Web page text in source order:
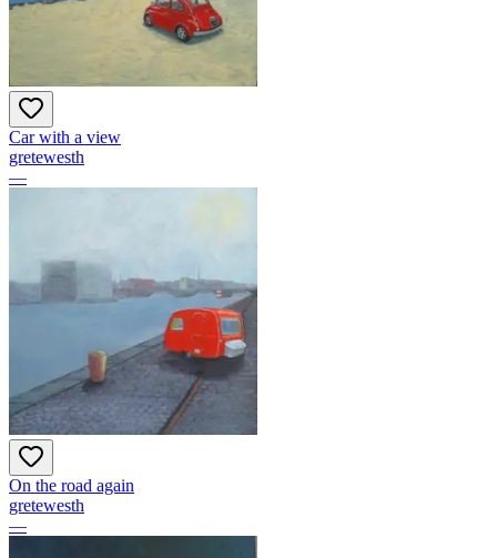
Car with a view
gretewesth
—
On the road again
gretewesth
—